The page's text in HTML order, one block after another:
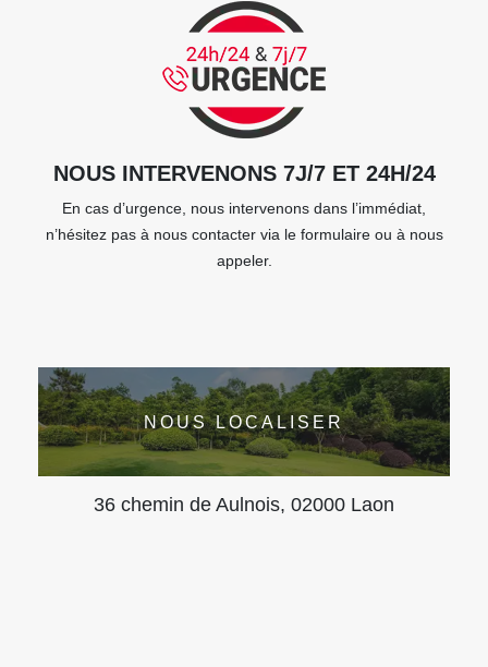
NOUS INTERVENONS 7J/7 ET 24H/24
En cas d’urgence, nous intervenons dans l’immédiat,
n’hésitez pas à nous contacter via le formulaire ou à nous
appeler.
NOUS LOCALISER
36 chemin de Aulnois, 02000 Laon